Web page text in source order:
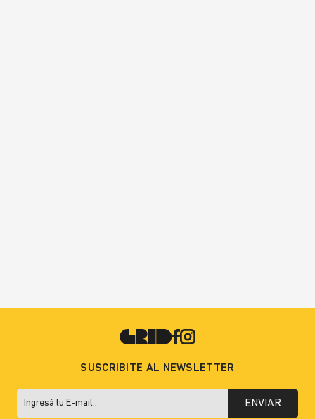
SUSCRIBITE AL NEWSLETTER
ENVIAR